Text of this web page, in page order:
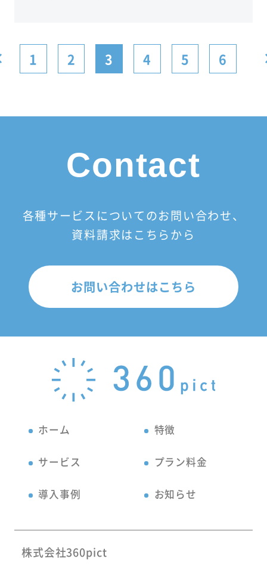
1 2 3 4 5 6
Contact
各種サービスについてのお問い合わせ、
資料請求はこちらから
お問い合わせはこちら
ホーム 特徴
サービス プラン料金
導入事例 お知らせ
株式会社360pict